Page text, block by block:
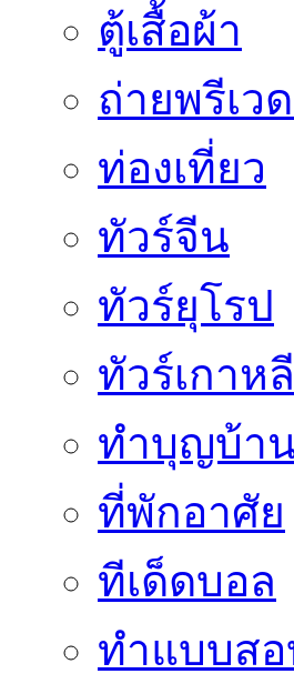
ตู้เสื้อผ้า
ถ่ายพรีเว
ท่องเที่ยว
ทัวร์จีน
ทัวร์ยุโรป
ทัวร์เกาหลี
ทำบุญบ้า
ที่พักอาศัย
ทีเด็ดบอล
ทําแบบสอ